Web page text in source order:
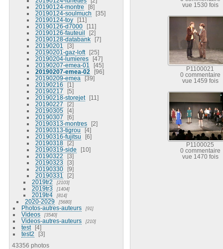
20190124-montre
8
20190124-soulmuch
35
20190124-toy
11
20190126-d7000
11
20190126-fauteuil
2
20190128-databank
7
20190201
3
20190201-gaz-loft
25
20190204-lumieres
47
20190207-emea-01
45
20190207-emea-02
96
20190209-emea
39
20190216
1
20190217
5
20190218-storejet
11
20190227
2
20190305
4
20190307
6
20190313-montres
2
20190313-tigrou
4
20190316-fujitsu
6
20190318
2
20190319-side
10
20190322
3
20190323
3
20190330
9
20190331
2
2019tr2
2103
2019tr3 1404
2019tr4 814
2020-2029 5680
Photos-autres-auteurs 91
Videos 3540
Videos-autres-auteurs 210
test
4
test2
3
43356 photos
vue 1530 fois
P1100021
0 commentaire
vue 1459 fois
P1100025
0 commentaire
vue 1470 fois